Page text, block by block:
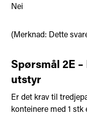
Nei
(Merknad: Dette
Spørsmål 2E
utstyr
Er det krav til
konteinere med 1